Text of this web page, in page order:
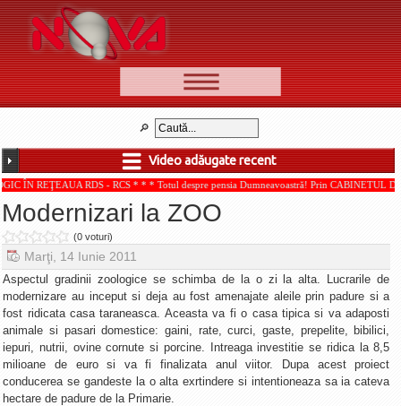
📰 Ştiri
🆕 Cele mai noi
Ştirile Nova TV
Poveşti din Braşov
Punct şi de la capăt
Faţă în faţă
Punctul pe I
BV-01-ADE
Aici pentru tine
De la Mic la Mare
Video adăugate recent
ÎN REŢEAUA RDS - RCS * * * Totul despre pensia Dumneavoastră! Prin CABINETUL
Modernizari la ZOO
(0 voturi)
Marţi, 14 Iunie 2011
Aspectul gradinii zoologice se schimba de la o zi la alta. Lucrarile de
modernizare au inceput si deja au fost amenajate aleile prin padure si a
fost ridicata casa taraneasca. Aceasta va fi o casa tipica si va adaposti
animale si pasari domestice: gaini, rate, curci, gaste, prepelite, bibilici,
iepuri, nutrii, ovine cornute si porcine. Intreaga investitie se ridica la 8,5
milioane de euro si va fi finalizata anul viitor. Dupa acest proiect
conducerea se gandeste la o alta exrtindere si intentioneaza sa ia cateva
hectare de padure de la Primarie.